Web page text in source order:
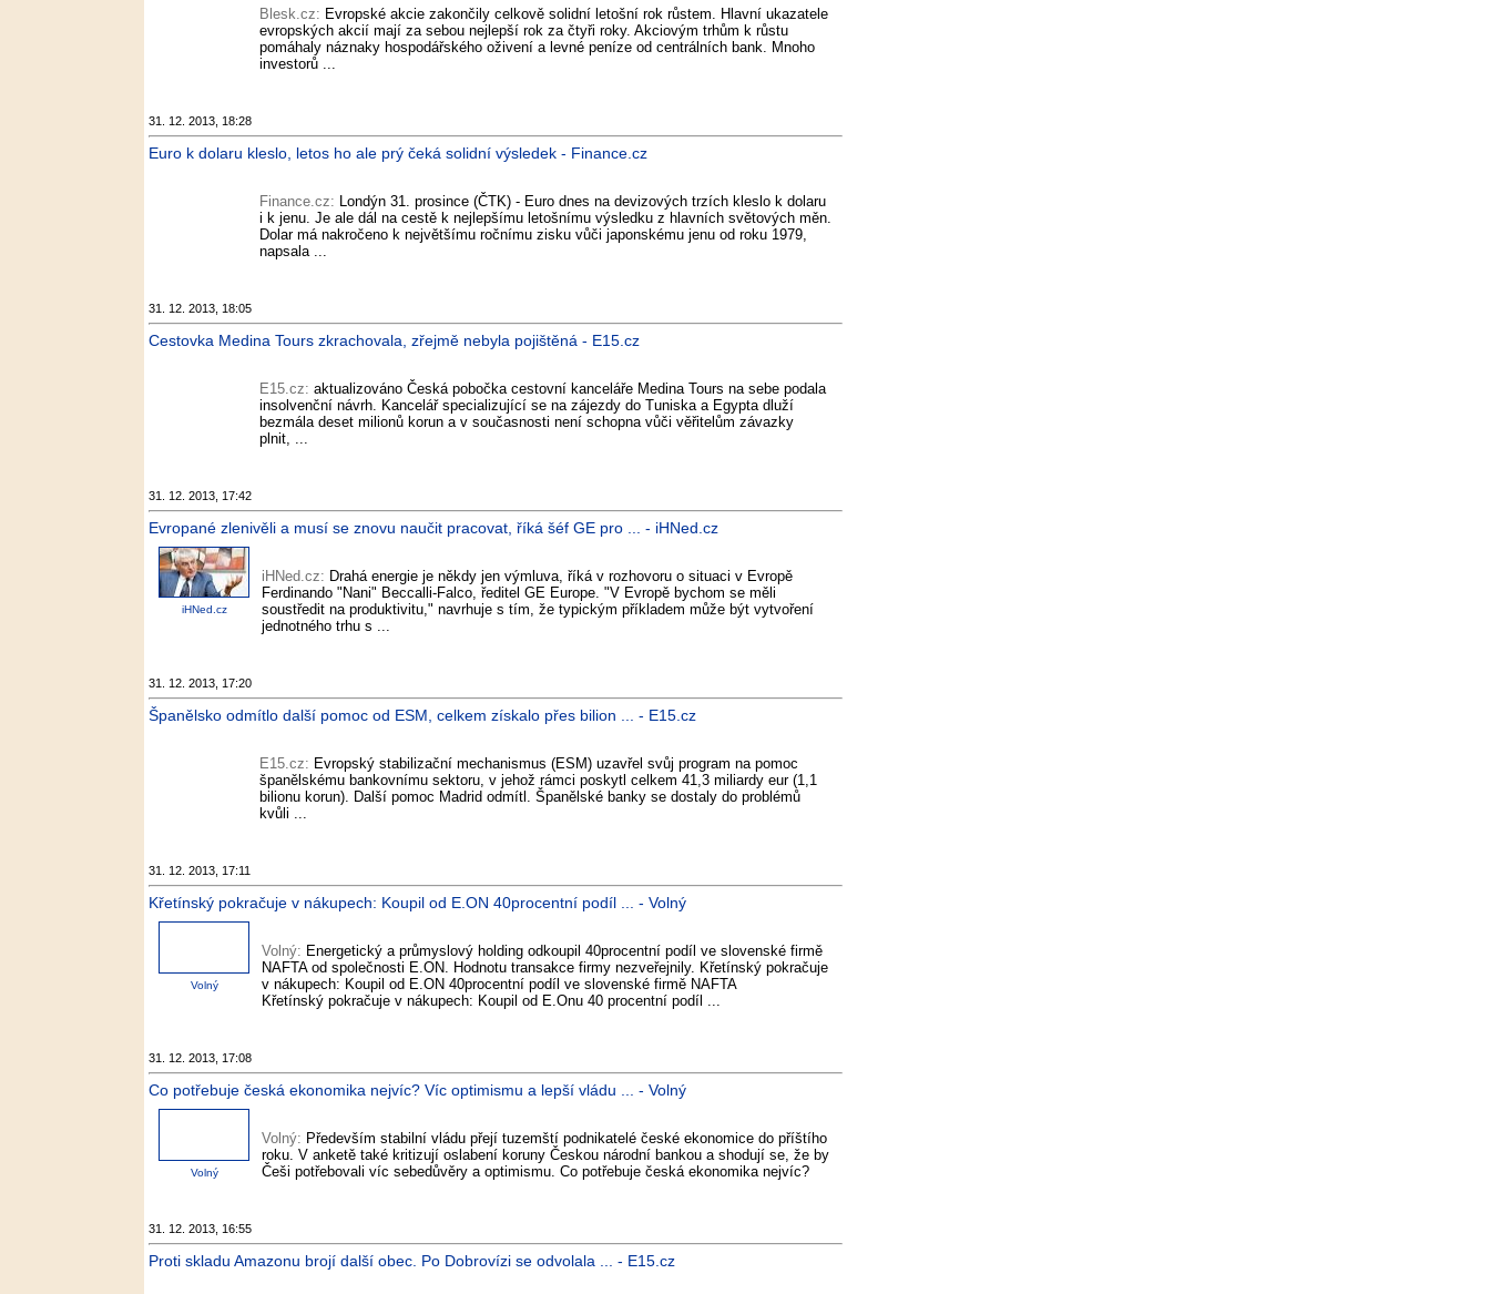
Blesk.cz: Evropské akcie zakončily celkově solidní letošní rok růstem. Hlavní ukazatele
evropských akcií mají za sebou nejlepší rok za čtyři roky. Akciovým trhům k růstu
pomáhaly náznaky hospodářského oživení a levné peníze od centrálních bank. Mnoho
investorů ...
31. 12. 2013, 18:28
Euro k dolaru kleslo, letos ho ale prý čeká solidní výsledek - Finance.cz
Finance.cz: Londýn 31. prosince (ČTK) - Euro dnes na devizových trzích kleslo k dolaru
i k jenu. Je ale dál na cestě k nejlepšímu letošnímu výsledku z hlavních světových měn.
Dolar má nakročeno k největšímu ročnímu zisku vůči japonskému jenu od roku 1979,
napsala ...
31. 12. 2013, 18:05
Cestovka Medina Tours zkrachovala, zřejmě nebyla pojištěná - E15.cz
E15.cz: aktualizováno Česká pobočka cestovní kanceláře Medina Tours na sebe podala
insolvenční návrh. Kancelář specializující se na zájezdy do Tuniska a Egypta dluží
bezmála deset milionů korun a v současnosti není schopna vůči věřitelům závazky
plnit, ...
31. 12. 2013, 17:42
Evropané zlenivěli a musí se znovu naučit pracovat, říká šéf GE pro ... - iHNed.cz
iHNed.cz
iHNed.cz: Drahá energie je někdy jen výmluva, říká v rozhovoru o situaci v Evropě
Ferdinando "Nani" Beccalli-Falco, ředitel GE Europe. "V Evropě bychom se měli
soustředit na produktivitu," navrhuje s tím, že typickým příkladem může být vytvoření
jednotného trhu s ...
31. 12. 2013, 17:20
Španělsko odmítlo další pomoc od ESM, celkem získalo přes bilion ... - E15.cz
E15.cz: Evropský stabilizační mechanismus (ESM) uzavřel svůj program na pomoc
španělskému bankovnímu sektoru, v jehož rámci poskytl celkem 41,3 miliardy eur (1,1
bilionu korun). Další pomoc Madrid odmítl. Španělské banky se dostaly do problémů
kvůli ...
31. 12. 2013, 17:11
Křetínský pokračuje v nákupech: Koupil od E.ON 40procentní podíl ... - Volný
Volný
Volný: Energetický a průmyslový holding odkoupil 40procentní podíl ve slovenské firmě
NAFTA od společnosti E.ON. Hodnotu transakce firmy nezveřejnily. Křetínský pokračuje
v nákupech: Koupil od E.ON 40procentní podíl ve slovenské firmě NAFTA
Křetínský pokračuje v nákupech: Koupil od E.Onu 40 procentní podíl ...
31. 12. 2013, 17:08
Co potřebuje česká ekonomika nejvíc? Víc optimismu a lepší vládu ... - Volný
Volný
Volný: Především stabilní vládu přejí tuzemští podnikatelé české ekonomice do příštího
roku. V anketě také kritizují oslabení koruny Českou národní bankou a shodují se, že by
Češi potřebovali víc sebedůvěry a optimismu. Co potřebuje česká ekonomika nejvíc?
31. 12. 2013, 16:55
Proti skladu Amazonu brojí další obec. Po Dobrovízi se odvolala ... - E15.cz